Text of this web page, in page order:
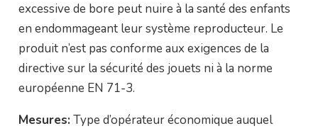
excessive de bore peut nuire à la santé des enfants
en endommageant leur système reproducteur. Le
produit n’est pas conforme aux exigences de la
directive sur la sécurité des jouets ni à la norme
européenne EN 71-3.
Mesures: Type d’opérateur économique auquel